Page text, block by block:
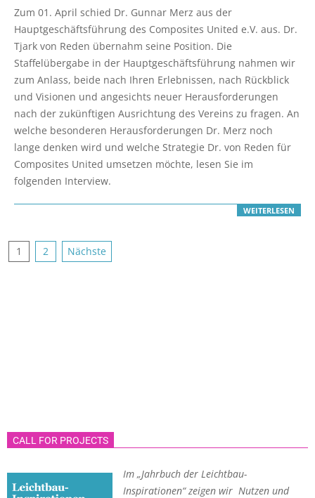
04-
25
Zum 01. April schied Dr. Gunnar Merz aus der
Hauptgeschäftsführung des Composites United e.V. aus. Dr.
Tjark von Reden übernahm seine Position. Die
Staffelübergabe in der Hauptgeschäftsführung nahmen wir
zum Anlass, beide nach Ihren Erlebnissen, nach Rückblick
und Visionen und angesichts neuer Herausforderungen
nach der zukünftigen Ausrichtung des Vereins zu fragen. An
welche besonderen Herausforderungen Dr. Merz noch
lange denken wird und welche Strategie Dr. von Reden für
Composites United umsetzen möchte, lesen Sie im
folgenden Interview.
WEITERLESEN
Seitennummerierung
1 2 Nächste
CALL FOR PROJECTS
Im „Jahrbuch der Leichtbau-
Inspirationen“ zeigen wir Nutzen und